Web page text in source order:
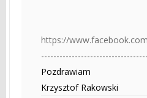
https://
Pozdrawiam
Krzysztof Rakowski